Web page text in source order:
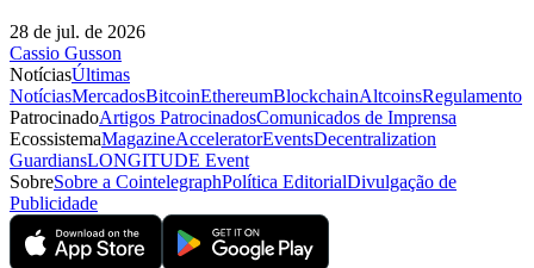
28 de jul. de 2026
Cassio Gusson
NotíciasÚltimas
NotíciasMercadosBitcoinEthereumBlockchainAltcoinsRegulamento
PatrocinadoArtigos PatrocinadosComunicados de Imprensa
EcossistemaMagazineAcceleratorEventsDecentralization
GuardiansLONGITUDE Event
SobreSobre a CointelegraphPolítica EditorialDivulgação de
Publicidade